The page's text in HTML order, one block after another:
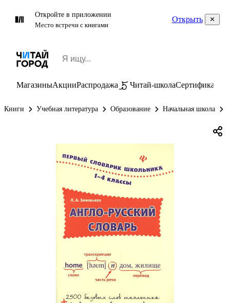
Откройте в приложении
Место встречи с книгами
Открыть
МагазиныАкцииРаспродажа Читай-школаСертификаты
Книги Учебная литература Образование Начальная школа